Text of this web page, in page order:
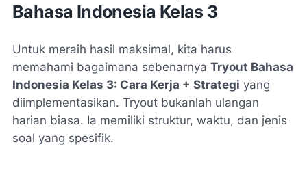
Bahasa Indonesia Kelas 3
Untuk meraih hasil maksimal, kita harus
memahami bagaimana sebenarnya Tryout Bahasa
Indonesia Kelas 3: Cara Kerja + Strategi yang
diimplementasikan. Tryout bukanlah ulangan
harian biasa. Ia memiliki struktur, waktu, dan jenis
soal yang spesifik.